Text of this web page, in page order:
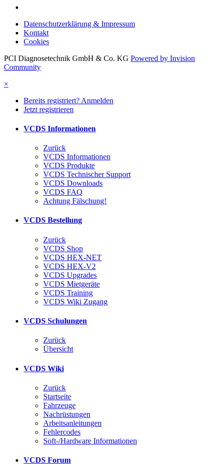
Datenschutzerklärung & Impressum
Kontakt
Cookies
PCI Diagnosetechnik GmbH & Co. KG Powered by Invision
Community
×
Bereits registriert? Anmelden
Jetzt registrieren
VCDS Informationen
Zurück
VCDS Informationen
VCDS Produkte
VCDS Technischer Support
VCDS Downloads
VCDS FAQ
Achtung Fälschung!
VCDS Bestellung
Zurück
VCDS Shop
VCDS HEX-NET
VCDS HEX-V2
VCDS Upgrades
VCDS Mietgeräte
VCDS Training
VCDS Wiki Zugang
VCDS Schulungen
Zurück
Übersicht
VCDS Wiki
Zurück
Startseite
Fahrzeuge
Nachrüstungen
Arbeitsanleitungen
Fehlercodes
Soft-/Hardware Informationen
VCDS Forum